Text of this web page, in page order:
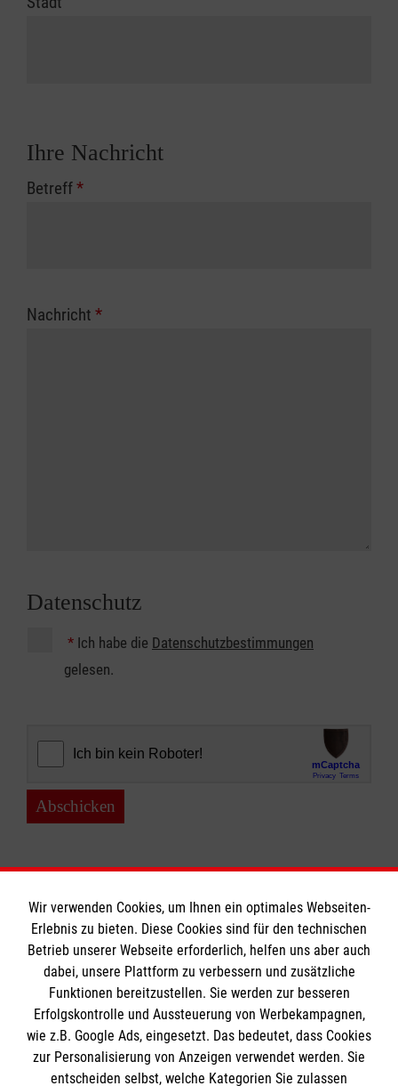
Ihre Nachricht
Betreff*
Nachricht *
Datenschutz
* Ich habe die Datenschutzbestimmungen
gelesen.
Abschicken
Informationen
Impressum
Datenschutz
Barrierefreiheit
Die Malteser
Wir verwenden Cookies, um Ihnen ein optimales Webseiten-
Erlebnis zu bieten. Diese Cookies sind für den technischen
Betrieb unserer Webseite erforderlich, helfen uns aber auch
dabei, unsere Plattform zu verbessern und zusätzliche
Funktionen bereitzustellen. Sie werden zur besseren
Erfolgskontrolle und Aussteuerung von Werbekampagnen,
wie z.B. Google Ads, eingesetzt. Das bedeutet, dass Cookies
zur Personalisierung von Anzeigen verwendet werden. Sie
entscheiden selbst, welche Kategorien Sie zulassen